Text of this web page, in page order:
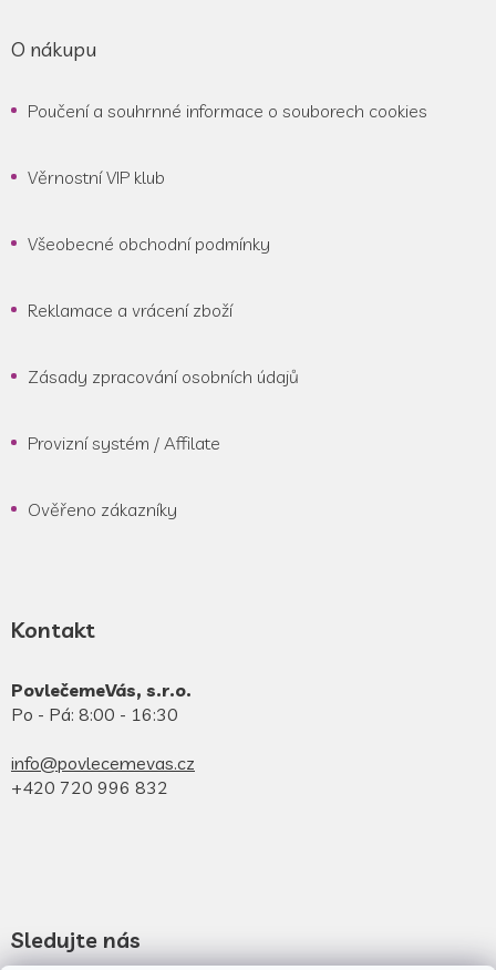
O nákupu
Poučení a souhrnné informace o souborech cookies
Věrnostní VIP klub
Všeobecné obchodní podmínky
Reklamace a vrácení zboží
Zásady zpracování osobních údajů
Provizní systém / Affilate
Ověřeno zákazníky
Kontakt
PovlečemeVás, s.r.o.
Po - Pá: 8:00 - 16:30
info@povlecemevas.cz
+420 720 996 832
Sledujte nás